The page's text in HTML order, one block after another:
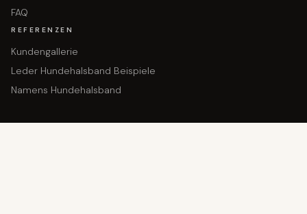
FAQ
REFERENZEN
Kundengallerie
Leder Hundehalsband Beispiele
Namens Hundehalsband